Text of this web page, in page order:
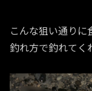
こんな狙い通り
釣れ方で釣れてく